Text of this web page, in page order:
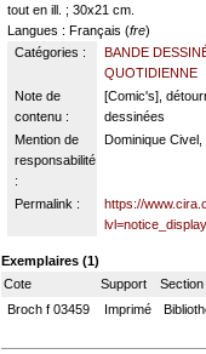
tout en ill. ; 30x21 cm.
Langues : Français (fre)
Catégories :
BANDE
QUOTIDIENNE
Note de
contenu :
[Comic's],
dessinées
Mention de
responsabilité
:
Dominique
Permalink :
https://
Exemplaires (1)
Cote
Support Section
Broch f 03459
Imprimé